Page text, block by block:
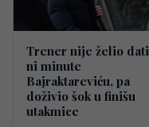
Trener nije želio dati
ni minute
Bajraktareviću, pa
doživio šok u finišu
utakmice